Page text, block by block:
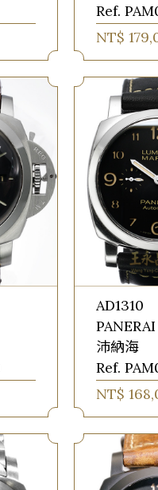
Ref.
NT$
AD1310
PANERAI
沛納海
Ref.
NT$